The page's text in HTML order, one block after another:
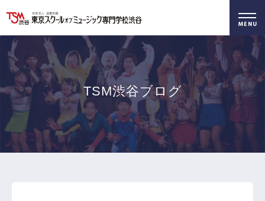
学科・専攻 資料請求 オープンキャンパス
TSM渋谷ブログ